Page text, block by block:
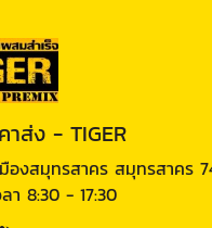
าส่ง - TIGER
องสมุทรสาคร สมุทรสาคร
า 8:30 - 17:30